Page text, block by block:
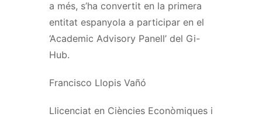
a més, s’ha convertit en la primera
entitat espanyola a participar en el
‘Academic Advisory Panell’ del Gi-
Hub.
Francisco Llopis Vañó
Llicenciat en Ciències Econòmiques i